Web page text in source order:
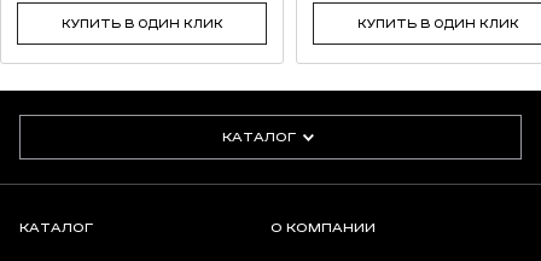
Альбом по проектированию двухслойной каменной кладки
по проектированию двухслойной каменной кладки» от quick-mix.
КУПИТЬ В ОДИН КЛИК КУПИТЬ В ОДИН КЛИК
КАТАЛОГ
КАТАЛОГ О КОМПАНИИ